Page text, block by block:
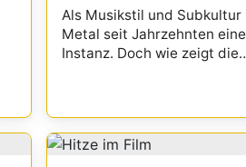
Als Musikstil und
Metal seit Jahrzehnten
Instanz. Doch wie zeigt die